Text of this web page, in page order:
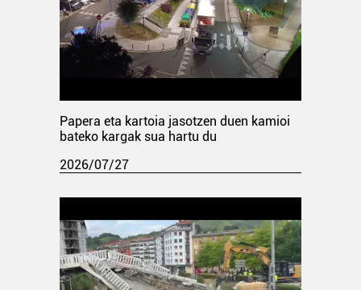
Papera eta kartoia jasotzen duen kamioi
bateko kargak sua hartu du
2026/07/27